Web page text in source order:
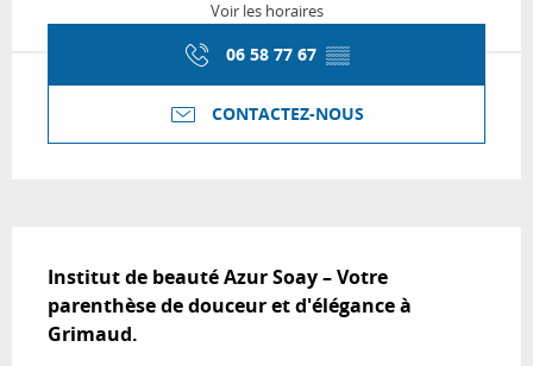
Voir les horaires
06 58 77 67 ▒▒
CONTACTEZ-NOUS
Institut de beauté Azur Soay – Votre
parenthèse de douceur et d'élégance à
Grimaud.